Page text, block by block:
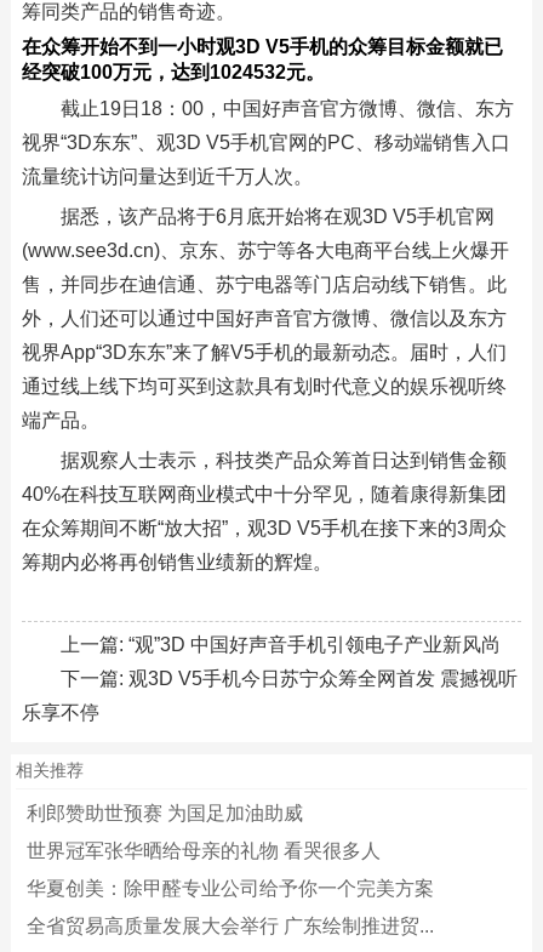
筹同类产品的销售奇迹。
在众筹开始不到一小时观3D V5手机的众筹目标金额就已
经突破100万元，达到1024532元。
截止19日18：00，中国好声音官方微博、微信、东方
视界“3D东东”、观3D V5手机官网的PC、移动端销售入口
流量统计访问量达到近千万人次。
据悉，该产品将于6月底开始将在观3D V5手机官网
(www.see3d.cn)、京东、苏宁等各大电商平台线上火爆开
售，并同步在迪信通、苏宁电器等门店启动线下销售。此
外，人们还可以通过中国好声音官方微博、微信以及东方
视界App“3D东东”来了解V5手机的最新动态。届时，人们
通过线上线下均可买到这款具有划时代意义的娱乐视听终
端产品。
据观察人士表示，科技类产品众筹首日达到销售金额
40%在科技互联网商业模式中十分罕见，随着康得新集团
在众筹期间不断“放大招”，观3D V5手机在接下来的3周众
筹期内必将再创销售业绩新的辉煌。
上一篇: “观”3D 中国好声音手机引领电子产业新风尚
下一篇: 观3D V5手机今日苏宁众筹全网首发 震撼视听
乐享不停
相关推荐
利郎赞助世预赛 为国足加油助威
世界冠军张华晒给母亲的礼物 看哭很多人
华夏创美：除甲醛专业公司给予你一个完美方案
全省贸易高质量发展大会举行 广东绘制推进贸...